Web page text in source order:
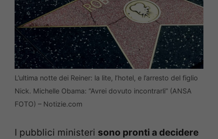
L’ultima notte dei Reiner: la lite, l’hotel, e l’arresto del figlio
Nick. Michelle Obama: “Avrei dovuto incontrarli” (ANSA
FOTO) – Notizie.com
I pubblici ministeri sono pronti a decidere